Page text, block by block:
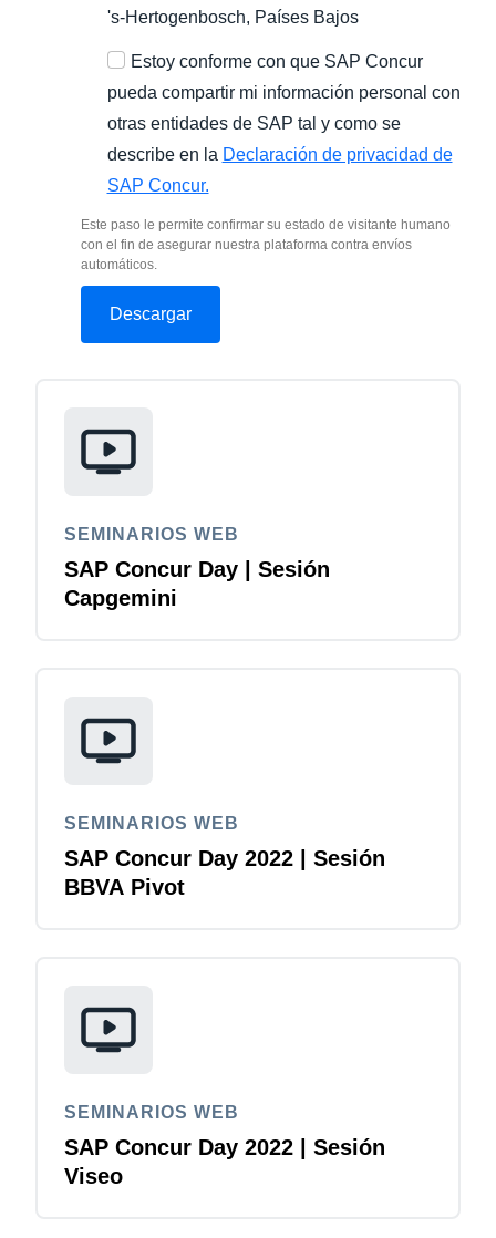
's-Hertogenbosch, Países Bajos
Estoy conforme con que SAP Concur
pueda compartir mi información personal con
otras entidades de SAP tal y como se
describe en la Declaración de privacidad de
SAP Concur.
Este paso le permite confirmar su estado de visitante humano
con el fin de asegurar nuestra plataforma contra envíos
automáticos.
SEMINARIOS WEB
SAP Concur Day | Sesión
Capgemini
SEMINARIOS WEB
SAP Concur Day 2022 | Sesión
BBVA Pivot
SEMINARIOS WEB
SAP Concur Day 2022 | Sesión
Viseo